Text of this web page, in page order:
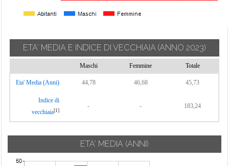
ETA' MEDIA E INDICE DI VECCHIAIA (ANNO 2023)
Maschi Femmine Totale
Eta' Media (Anni) 44,78 46,68 45,73
Indice di
vecchiaia[1]
- - 183,24
ETA' MEDIA (ANNI)